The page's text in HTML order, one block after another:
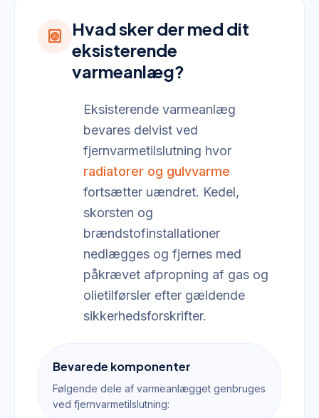
heat_pump
Hvad sker der med dit
eksisterende
varmeanlæg?
Eksisterende varmeanlæg
bevares delvist ved
fjernvarmetilslutning hvor
radiatorer og gulvvarme
fortsætter uændret. Kedel,
skorsten og
brændstofinstallationer
nedlægges og fjernes med
påkrævet afpropning af gas og
olietilførsler efter gældende
sikkerhedsforskrifter.
Bevarede komponenter
Følgende dele af varmeanlægget genbruges
ved fjernvarmetilslutning: